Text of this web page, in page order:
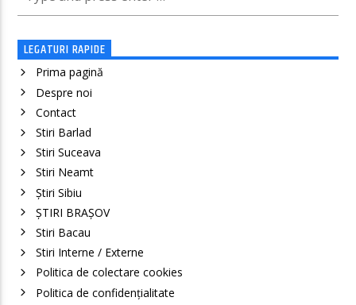
LEGATURI RAPIDE
Prima pagină
Despre noi
Contact
Stiri Barlad
Stiri Suceava
Stiri Neamt
Știri Sibiu
ȘTIRI BRAȘOV
Stiri Bacau
Stiri Interne / Externe
Politica de colectare cookies
Politica de confidenţialitate